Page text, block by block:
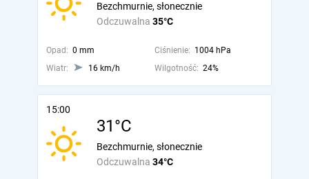
Odczuwalna 35°C
Bezchmurnie, słonecznie
Opad: 0 mm Ciśnienie: 1004 hPa
Wiatr:
16 km/h Wilgotność: 24%
15:00
31°C
Odczuwalna 34°C
Bezchmurnie, słonecznie